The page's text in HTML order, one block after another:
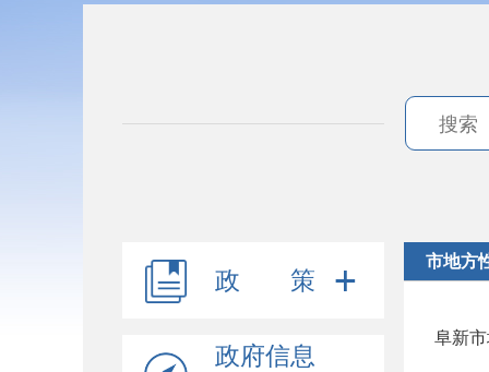
政 策
政府信息
市地方
阜新